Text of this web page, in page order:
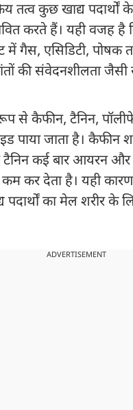
तत्व कुछ खाद्य पदार्थों
करते हैं। यही वजह
में गैस, एसिडिटी, पोषक
की संवेदनशीलता जैसी
से कैफीन, टैनिन,
पाया जाता है। कैफीन
टैनिन कई बार आयरन
कर देता है। यही
का मेल शरीर के
ADVERTISEMENT